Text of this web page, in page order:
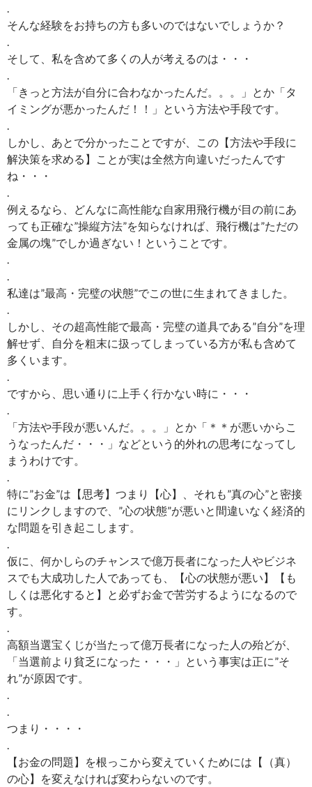
.
そんな経験をお持ちの方も多いのではないでしょうか？
.
そして、私を含めて多くの人が考えるのは・・・
.
「きっと方法が自分に合わなかったんだ。。。」とか「タ
イミングが悪かったんだ！！」という方法や手段です。
.
しかし、あとで分かったことですが、この【方法や手段に
解決策を求める】ことが実は全然方向違いだったんです
ね・・・
.
例えるなら、どんなに高性能な自家用飛行機が目の前にあ
っても正確な”操縦方法”を知らなければ、飛行機は”ただの
金属の塊”でしか過ぎない！ということです。
.
.
私達は”最高・完璧の状態”でこの世に生まれてきました。
.
しかし、その超高性能で最高・完璧の道具である”自分”を理
解せず、自分を粗末に扱ってしまっている方が私も含めて
多くいます。
.
ですから、思い通りに上手く行かない時に・・・
.
「方法や手段が悪いんだ。。。」とか「＊＊が悪いからこ
うなったんだ・・・」などという的外れの思考になってし
まうわけです。
.
特に”お金”は【思考】つまり【心】、それも”真の心”と密接
にリンクしますので、”心の状態”が悪いと間違いなく経済的
な問題を引き起こします。
.
仮に、何かしらのチャンスで億万長者になった人やビジネ
スでも大成功した人であっても、【心の状態が悪い】【も
しくは悪化すると】と必ずお金で苦労するようになるので
す。
.
高額当選宝くじが当たって億万長者になった人の殆どが、
「当選前より貧乏になった・・・」という事実は正に”そ
れ”が原因です。
.
.
つまり・・・・
.
【お金の問題】を根っこから変えていくためには【（真）
の心】を変えなければ変わらないのです。